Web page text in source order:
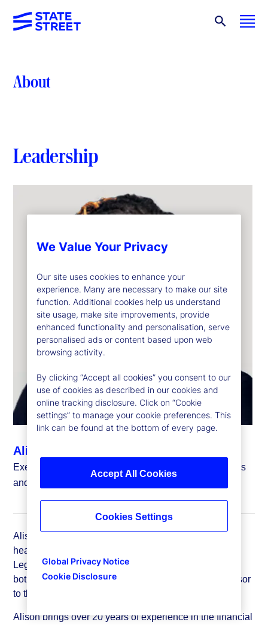
About
Leadership
Alison Moore-Alexis
Executive Vice President, Head of Investment Services
and State Street Markets, Legal
Alison Moore-Alexis is executive vice president and
head of Investment Services and State Street Markets
Legal. In this role, she oversees legal matters across
both businesses and serves as the primary legal advisor
to their respective executive leadership teams.
Alison brings over 20 years of experience in the financial
We Value Your Privacy
Our site uses cookies to enhance your
experience. Many are necessary to make our site
function. Additional cookies help us understand
site usage, make site improvements, provide
enhanced functionality and personalisation, serve
personalised ads or content based upon web
browsing activity.
By clicking “Accept all cookies” you consent to our
use of cookies as described in our cookies and
online tracking disclosure. Click on “Cookie
settings” to manage your cookie preferences. This
link can be found at the bottom of every page.
Global Privacy Notice
Cookie Disclosure
Accept All Cookies
Cookies Settings